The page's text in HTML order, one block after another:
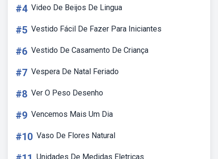
#4 Video De Beijos De Lingua
#5 Vestido Fácil De Fazer Para Iniciantes
#6 Vestido De Casamento De Criança
#7 Vespera De Natal Feriado
#8 Ver O Peso Desenho
#9 Vencemos Mais Um Dia
#10 Vaso De Flores Natural
Unidades De Medidas Eletricas